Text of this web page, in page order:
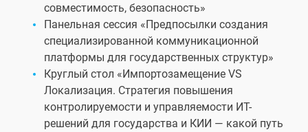
совместимость, безопасность»
Панельная сессия «Предпосылки создания
специализированной коммуникационной
платформы для государственных структур»
Круглый стол «Импортозамещение VS
Локализация. Стратегия повышения
контролируемости и управляемости ИТ-
решений для государства и КИИ — какой путь